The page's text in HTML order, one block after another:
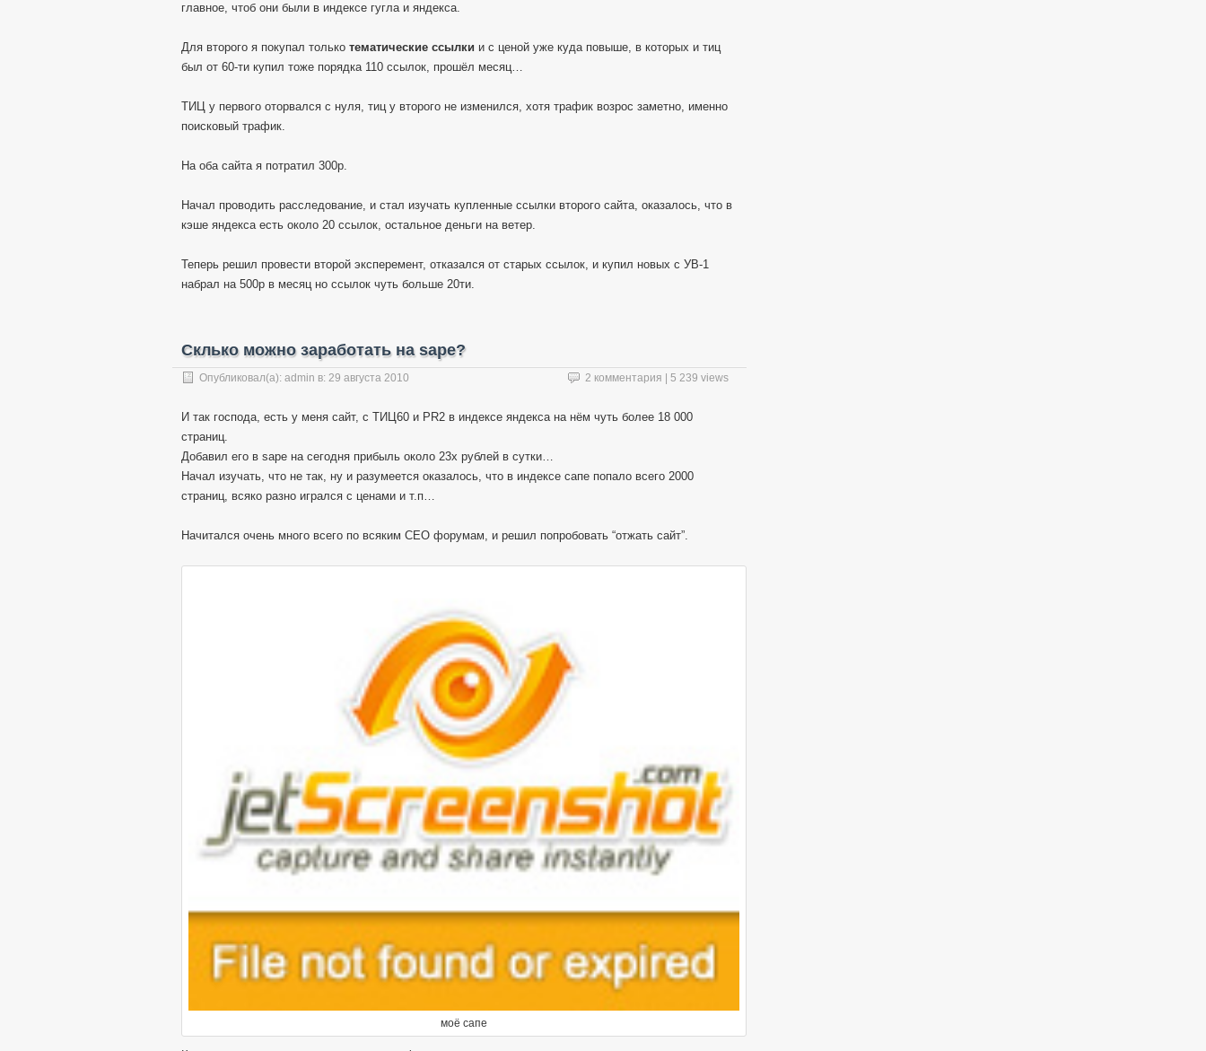
главное, чтоб они были в индексе гугла и яндекса.
Для второго я покупал только тематические ссылки и с ценой уже куда повыше, в которых и тиц
был от 60-ти купил тоже порядка 110 ссылок, прошёл месяц…
ТИЦ у первого оторвался с нуля, тиц у второго не изменился, хотя трафик возрос заметно, именно
поисковый трафик.
На оба сайта я потратил 300р.
Начал проводить расследование, и стал изучать купленные ссылки второго сайта, оказалось, что в
кэше яндекса есть около 20 ссылок, остальное деньги на ветер.
Теперь решил провести второй эксперемент, отказался от старых ссылок, и купил новых с УВ-1
набрал на 500р в месяц но ссылок чуть больше 20ти.
Склько можно заработать на sape?
Опубликовал(а): admin в: 29 августа 2010 2 комментария | 5 239 views
И так господа, есть у меня сайт, с ТИЦ60 и PR2 в индексе яндекса на нём чуть более 18 000
страниц.
Добавил его в sape на сегодня прибыль около 23х рублей в сутки…
Начал изучать, что не так, ну и разумеется оказалось, что в индексе сапе попало всего 2000
страниц, всяко разно игрался с ценами и т.п…
Начитался очень много всего по всяким СЕО форумам, и решил попробовать “отжать сайт”.
моё сапе